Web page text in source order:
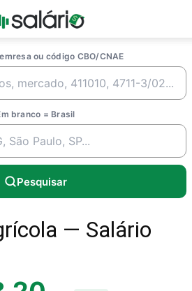
ou código CBO/CNAE
branco = Brasil
Pesquisar
— Salário